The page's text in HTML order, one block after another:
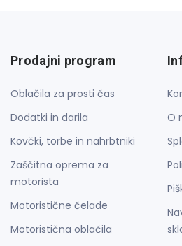
Prodajni program
Oblačila za prosti čas
Dodatki in darila
Kovčki, torbe in nahrbtniki
Zaščitna oprema za
motorista
Motoristične čelade
Motoristična oblačila
O